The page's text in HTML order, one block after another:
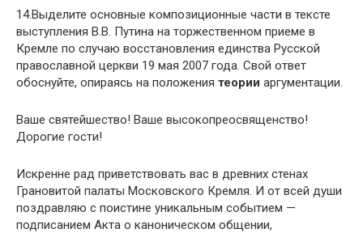
14.Выделите основные композиционные части в тексте
выступления В.В. Путина на торжественном приеме в
Кремле по случаю восстановления единства Русской
православной церкви 19 мая 2007 года. Свой ответ
обоснуйте, опираясь на положения теории аргументации.
Ваше святейшество! Ваше высокопреосвященство!
Дорогие гости!
Искренне рад приветствовать вас в древних стенах
Грановитой палаты Московского Кремля. И от всей души
поздравляю с поистине уникальным событием —
подписанием Акта о каноническом общении,